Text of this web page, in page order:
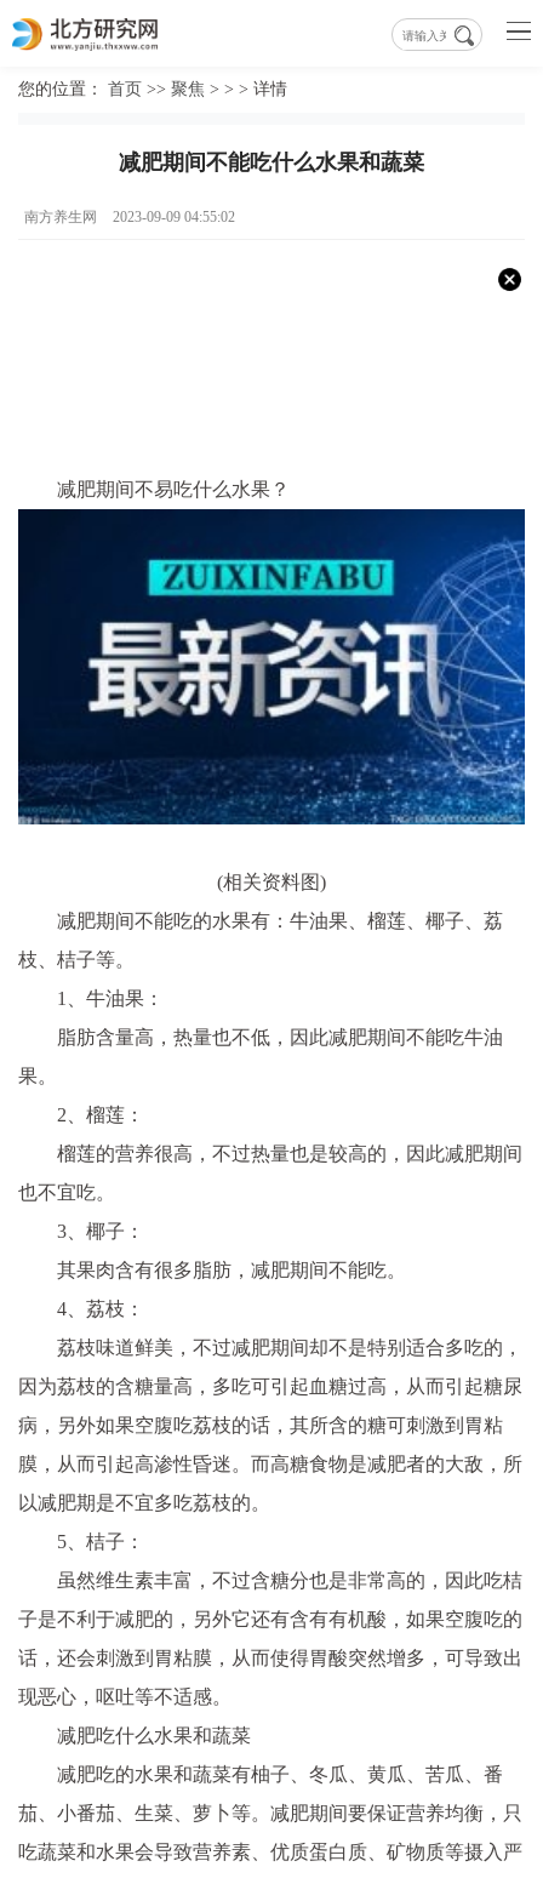
您的位置： 首页 >> 聚焦 > > > 详情
减肥期间不能吃什么水果和蔬菜
南方养生网 2023-09-09 04:55:02
减肥期间不易吃什么水果？
(相关资料图)
减肥期间不能吃的水果有：牛油果、榴莲、椰子、荔
枝、桔子等。
1、牛油果：
脂肪含量高，热量也不低，因此减肥期间不能吃牛油
果。
2、榴莲：
榴莲的营养很高，不过热量也是较高的，因此减肥期间
也不宜吃。
3、椰子：
其果肉含有很多脂肪，减肥期间不能吃。
4、荔枝：
荔枝味道鲜美，不过减肥期间却不是特别适合多吃的，
因为荔枝的含糖量高，多吃可引起血糖过高，从而引起糖尿
病，另外如果空腹吃荔枝的话，其所含的糖可刺激到胃粘
膜，从而引起高渗性昏迷。而高糖食物是减肥者的大敌，所
以减肥期是不宜多吃荔枝的。
5、桔子：
虽然维生素丰富，不过含糖分也是非常高的，因此吃桔
子是不利于减肥的，另外它还有含有有机酸，如果空腹吃的
话，还会刺激到胃粘膜，从而使得胃酸突然增多，可导致出
现恶心，呕吐等不适感。
减肥吃什么水果和蔬菜
减肥吃的水果和蔬菜有柚子、冬瓜、黄瓜、苦瓜、番
茄、小番茄、生菜、萝卜等。减肥期间要保证营养均衡，只
吃蔬菜和水果会导致营养素、优质蛋白质、矿物质等摄入严